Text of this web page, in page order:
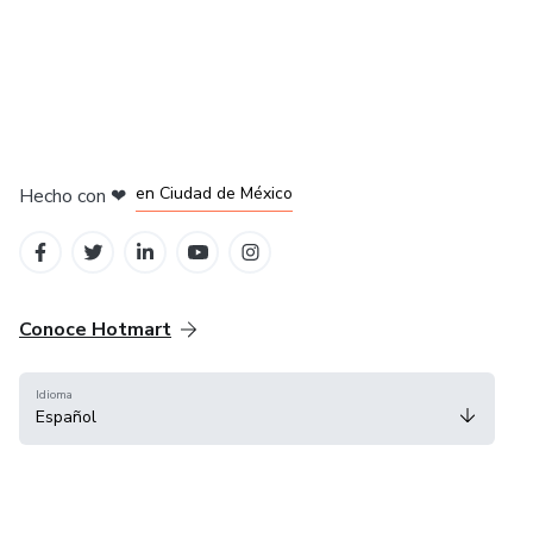
Hecho con ❤ en Ciudad de México
Conoce Hotmart
Idioma
Español